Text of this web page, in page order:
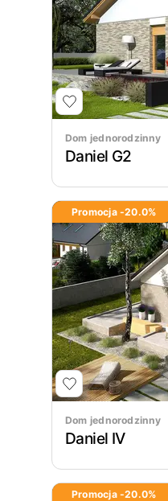
Dom jednorodzinny
Daniel G2
Promocja -20.0%
Dom jednorodzinny
Daniel IV
Promocja -20.0%